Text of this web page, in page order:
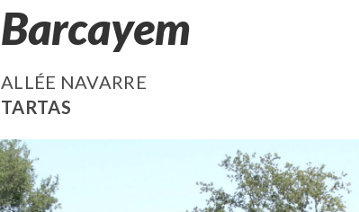
Barcayem
ALLÉE NAVARRE
TARTAS